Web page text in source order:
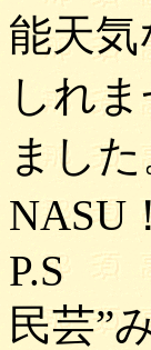
能天
しれ
まし
NASU
P.S
民芸”